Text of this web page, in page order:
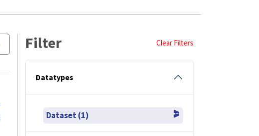
Filter Clear Filters
Datatypes
Dataset (1)